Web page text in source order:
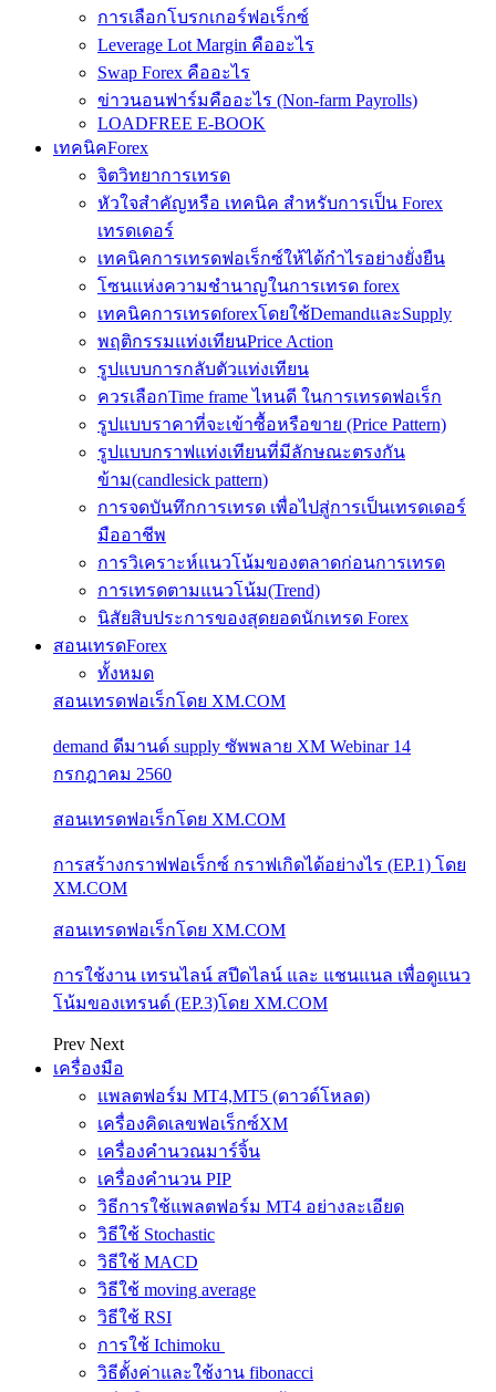
การเลือกโบรกเกอร์ฟอเร็กซ์
Leverage Lot Margin คืออะไร
Swap Forex คืออะไร
ข่าวนอนฟาร์มคืออะไร (Non-farm Payrolls)
LOADFREE E-BOOK
เทคนิคForex
จิตวิทยาการเทรด
หัวใจสำคัญหรือ เทคนิค สำหรับการเป็น Forex
เทรดเดอร์
เทคนิคการเทรดฟอเร็กซ์ให้ได้กำไรอย่างยั่งยืน
โซนแห่งความชำนาญในการเทรด forex
เทคนิคการเทรดforexโดยใช้DemandและSupply
พฤติกรรมแท่งเทียนPrice Action
รูปแบบการกลับตัวแท่งเทียน
ควรเลือกTime frame ไหนดี ในการเทรดฟอเร็ก
รูปแบบราคาที่จะเข้าซื้อหรือขาย (Price Pattern)
รูปแบบกราฟแท่งเทียนที่มีลักษณะตรงกัน
ข้าม(candlesick pattern)
การจดบันทึกการเทรด เพื่อไปสู่การเป็นเทรดเดอร์
มืออาชีพ
การวิเคราะห์แนวโน้มของตลาดก่อนการเทรด
การเทรดตามแนวโน้ม(Trend)
นิสัยสิบประการของสุดยอดนักเทรด Forex
สอนเทรดForex
ทั้งหมด
สอนเทรดฟอเร็กโดย XM.COM
demand ดีมานด์ supply ซัพพลาย XM Webinar 14
กรกฎาคม 2560
สอนเทรดฟอเร็กโดย XM.COM
การสร้างกราฟฟอเร็กซ์ กราฟเกิดได้อย่างไร (EP.1) โดย
XM.COM
สอนเทรดฟอเร็กโดย XM.COM
การใช้งาน เทรนไลน์ สปีดไลน์ และ แชนแนล เพื่อดูแนว
โน้มของเทรนด์ (EP.3)โดย XM.COM
Prev Next
เครื่องมือ
แพลตฟอร์ม MT4,MT5 (ดาวด์โหลด)
เครื่องคิดเลขฟอเร็กซ์XM
เครื่องคำนวณมาร์จิ้น
เครื่องคำนวน PIP
วิธีการใช้แพลตฟอร์ม MT4 อย่างละเอียด
วิธีใช้ Stochastic
วิธีใช้ MACD
วิธีใช้ moving average
วิธีใช้ RSI
การใช้ Ichimoku
วิธีตั้งค่าและใช้งาน fibonacci